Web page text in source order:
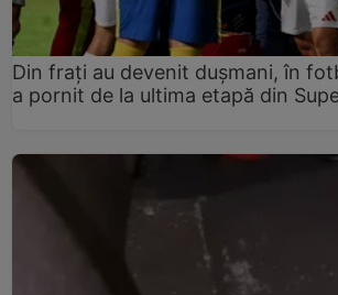
Din frați au devenit dușmani, în
a pornit de la ultima etapă din